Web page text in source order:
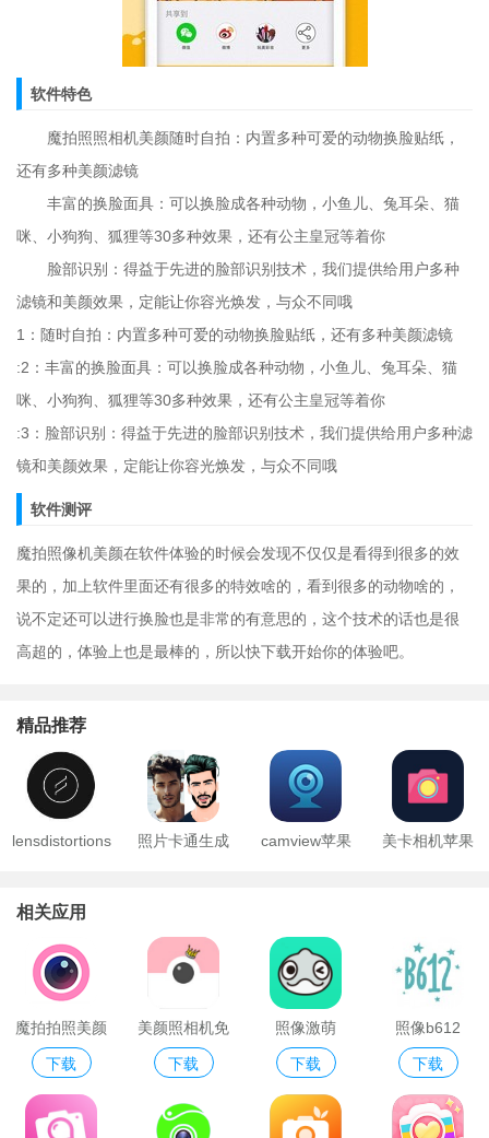
软件特色
魔拍照照相机美颜随时自拍：内置多种可爱的动物换脸贴纸，
还有多种美颜滤镜
丰富的换脸面具：可以换脸成各种动物，小鱼儿、兔耳朵、猫
咪、小狗狗、狐狸等30多种效果，还有公主皇冠等着你
脸部识别：得益于先进的脸部识别技术，我们提供给用户多种
滤镜和美颜效果，定能让你容光焕发，与众不同哦
1：随时自拍：内置多种可爱的动物换脸贴纸，还有多种美颜滤镜
:2：丰富的换脸面具：可以换脸成各种动物，小鱼儿、兔耳朵、猫
咪、小狗狗、狐狸等30多种效果，还有公主皇冠等着你
:3：脸部识别：得益于先进的脸部识别技术，我们提供给用户多种滤
镜和美颜效果，定能让你容光焕发，与众不同哦
软件测评
魔拍照像机美颜在软件体验的时候会发现不仅仅是看得到很多的效
果的，加上软件里面还有很多的特效啥的，看到很多的动物啥的，
说不定还可以进行换脸也是非常的有意思的，这个技术的话也是很
高超的，体验上也是最棒的，所以快下载开始你的体验吧。
精品推荐
lensdistortions 照片卡通生成 camview苹果 美卡相机苹果
相关应用
魔拍拍照美颜
下载
美颜照相机免
费版
下载
照像激萌
下载
照像b612
下载